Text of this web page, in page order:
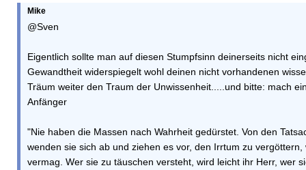
Mike
@Sven
Eigentlich sollte man auf diesen Stumpfsinn deinerseits nicht
Gewandtheit widerspiegelt wohl deinen nicht vorhandenen
Träum weiter den Traum der Unwissenheit.....und bitte: mach
Anfänger
"Nie haben die Massen nach Wahrheit gedürstet. Von den
wenden sie sich ab und ziehen es vor, den Irrtum zu
vermag. Wer sie zu täuschen versteht, wird leicht ihr Herr, wer